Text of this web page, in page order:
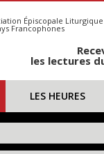
Épiscopale Liturgique
Francophones
les lectures
LES HEURES